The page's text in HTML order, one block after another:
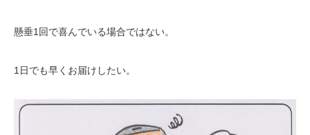
懸垂1回で喜んでいる場合ではない。
1日でも早くお届けしたい。